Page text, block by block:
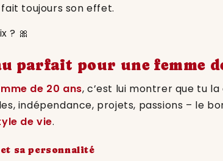
fait toujours son effet.
? 🎀
parfait pour une femme
de 20 ans, c’est lui montrer que tu
indépendance, projets, passions – le
de vie.
sa personnalité